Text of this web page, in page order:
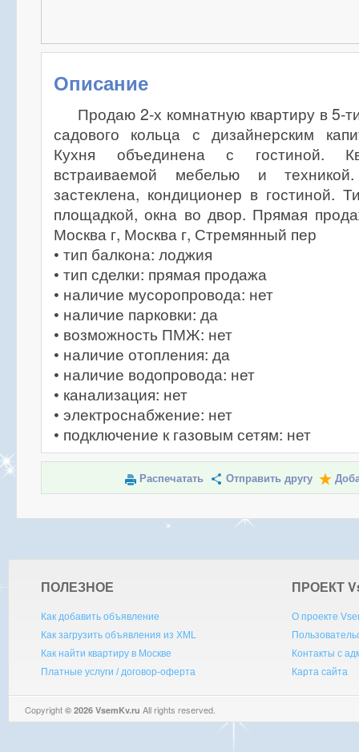
Описание
Продаю 2-х комнатную квартиру в 5-
садового кольца с дизайнерским
Кухня объединена с гостиной.
встраиваемой мебелью и
застеклена, кондиционер в гостиной.
площадкой, окна во двор. Прямая
Москва г, Москва г, Стремянный пер
• тип балкона: лоджия
• тип сделки: прямая продажа
• наличие мусоропровода: нет
• наличие парковки: да
• возможность ПМЖ: нет
• наличие отопления: да
• наличие водопровода: нет
• канализация: нет
• электроснабжение: нет
• подключение к газовым сетям: нет
Распечатать Отправить другу
ПОЛЕЗНОЕ
Как добавить объявление
Как загрузить объявления из XML
Как найти квартиру в Москве
Платные услуги / договор-оферта
ПРОЕКТ V
О проекте
Контакты с
Карта сайта
Copyright © 2026 VsemKv.ru All rights reserved.